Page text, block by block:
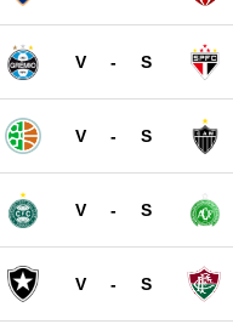
V - S
V - S
V - S
V - S